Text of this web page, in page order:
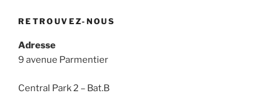
RETROUVEZ-NOUS
Adresse
9 avenue Parmentier
Central Park 2 – Bat.B